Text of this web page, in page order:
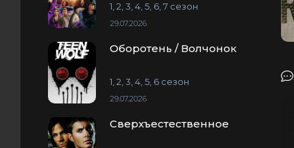
1, 2, 3, 4, 5, 6, 7 сезон
29.07.2026
Оборотень / Волчонок
1, 2, 3, 4, 5, 6 сезон
29.07.2026
Сверхъестественное